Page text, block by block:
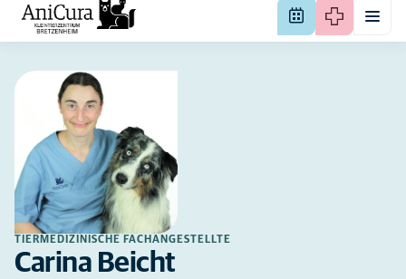
TIERMEDIZINISCHE FACHANGESTELLTE
Carina Beicht